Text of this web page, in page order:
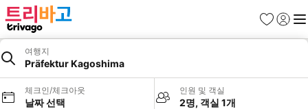
즐겨찾기
로그인
메
여행지
Präfektur Kagoshima
체크인/체크아웃
날짜 선택
인원 및 객실
2명, 객실 1개